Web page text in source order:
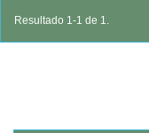
Resultado 1-1 de 1.